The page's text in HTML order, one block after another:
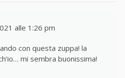
alle 1:26 pm
con questa zuppa! la
mi sembra buonissima!